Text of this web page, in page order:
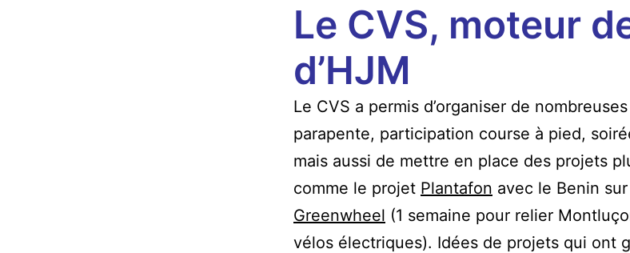
Le CVS, moteur
d’HJM
Le CVS a permis d’organiser de
parapente, participation course à pied,
mais aussi de mettre en place des projets
comme le projet Plantafon avec le Benin
Greenwheel (1 semaine pour relier
vélos électriques). Idées de projets qui ont